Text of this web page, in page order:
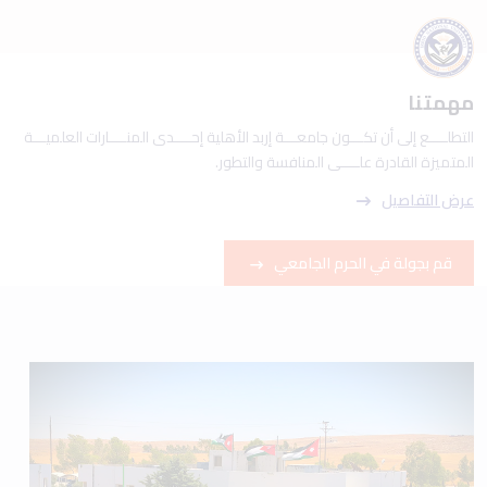
مهمتنا
التطلــــع إلى أن تكـــون جامعـــة إربد الأهلية إحــــدى المنــــارات العلميـــة
المتميزة القادرة علــــى المنافسة والتطور.
عرض التفاصيل
قم بجولة في الحرم الجامعي